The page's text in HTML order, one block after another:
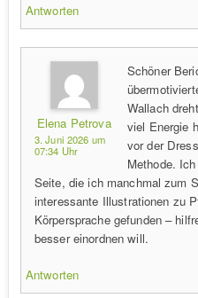
Antworten
Elena Petrova
3. Juni 2026 um
07:34 Uhr
Schöner
Wallach
viel Energie
vor der
Methode.
Seite, die ich manchmal zum
interessante Illustrationen zu
Körpersprache gefunden –
besser einordnen will.
Antworten